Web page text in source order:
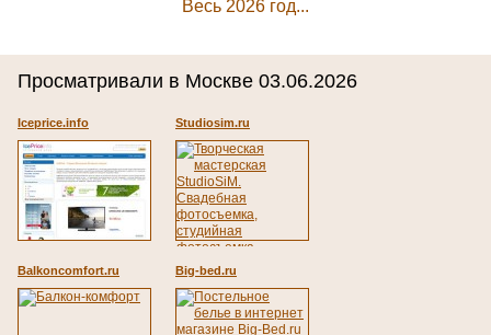
Весь 2026 год...
Просматривали в Москве 03.06.2026
Iceprice.info Studiosim.ru
Balkoncomfort.ru Big-bed.ru